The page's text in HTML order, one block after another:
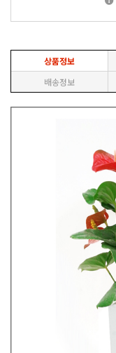
상품정보
배송정보